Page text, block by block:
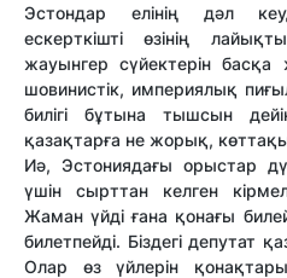
Эстондар елінің дәл
ескерткішті өзінің
жауынгер сүйектерін басқа
шовинистік, империялық
билігі бұтына тышсын
қазақтарға не жорық,
Иә, Эстониядағы орыстар
үшін сырттан келген
Жаман үйді ғана қонағы
билетпейді. Біздегі депутат
Олар өз үйлерін